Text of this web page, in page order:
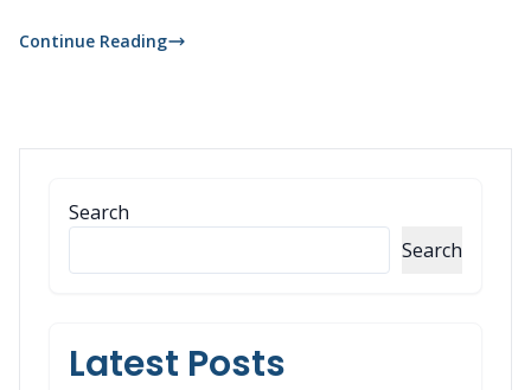
Continue Reading
Search
Search
Latest Posts